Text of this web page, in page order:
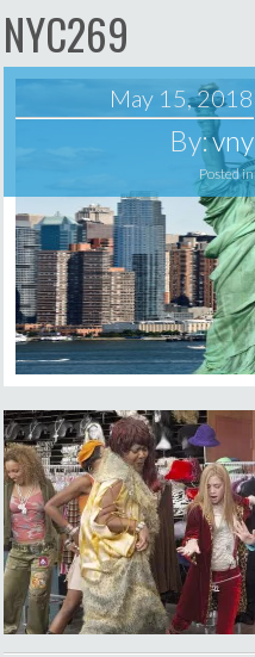
NYC269
May 15, 2018
By:vny
Posted in